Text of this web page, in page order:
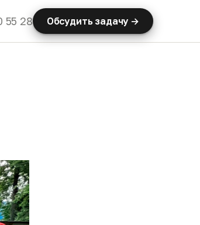
55 28 Обсудить задачу →